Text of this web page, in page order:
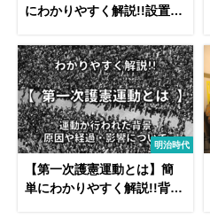
にわかりやすく解説!!設置か
明治時代
【第一次護憲運動とは】簡
単にわかりやすく解説!!背景